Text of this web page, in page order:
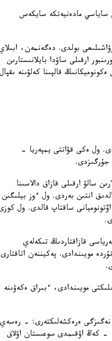
ساياسي مادەنيەتكە سايكەس
بولدى. دەگەنمەن،
ساۋداسىن قولدادى؛ 2) سەمەي جانە ورىنبور ارقىلى ساۋدا بايلانىستارىن
ەكونوميكانىڭ قالپىنا كەلۋىنە ىقپال
ول ەكى قۋاتتى يمپەريا -
جۇرگىزدى.
سالۋ ارقىلى قازاق دالاسىنا
رەسەيگە ادالدىق انتىن بەردى. ول ءوز بيلىگىن
ساقتاپ قالدى. ول
قازاقتاردىڭ تىكەلەي
مويىندادى. پەكيننەن اتاقتارى
مويىندادى، ءبىراق ەكەۋىنە
نەگىزگى ەرەكشەلىكتەرى: - رەسەي
- كەڭ اۋقىمدى سوعىستان اۋلاق